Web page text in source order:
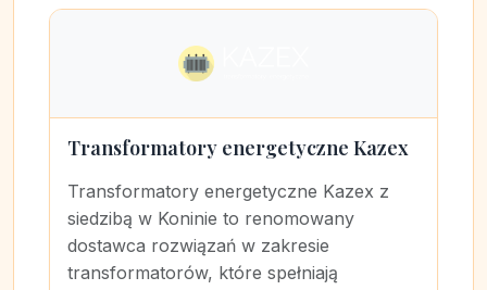
Transformatory energetyczne Kazex
Transformatory energetyczne Kazex z
siedzibą w Koninie to renomowany
dostawca rozwiązań w zakresie
transformatorów, które spełniają